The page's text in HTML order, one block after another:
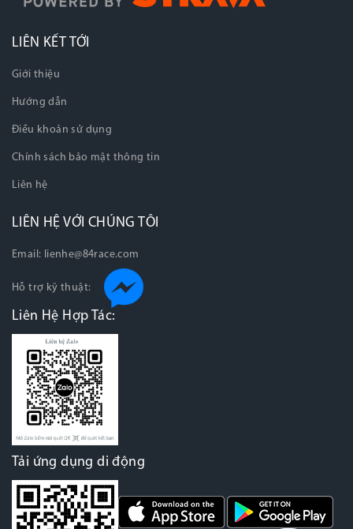
LIÊN KẾT TỚI
Giới thiệu
Hướng dẫn
Điều khoản sử dụng
Chính sách bảo mật thông tin
Liên hệ
LIÊN HỆ VỚI CHÚNG TÔI
Email: lienhe@84race.com
Hỗ trợ kỹ thuật:
Liên Hệ Hợp Tác:
Tải ứng dụng di động